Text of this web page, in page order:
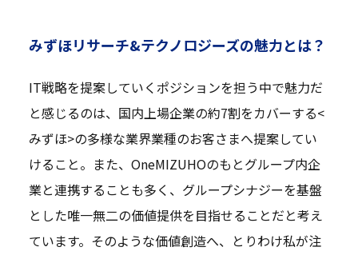
みずほリサーチ&テクノロジーズの魅力とは？
IT戦略を提案していくポジションを担う中で魅力だ
と感じるのは、国内上場企業の約7割をカバーする<
みずほ>の多様な業界業種のお客さまへ提案してい
けること。また、OneMIZUHOのもとグループ内企
業と連携することも多く、グループシナジーを基盤
とした唯一無二の価値提供を目指せることだと考え
ています。そのような価値創造へ、とりわけ私が注